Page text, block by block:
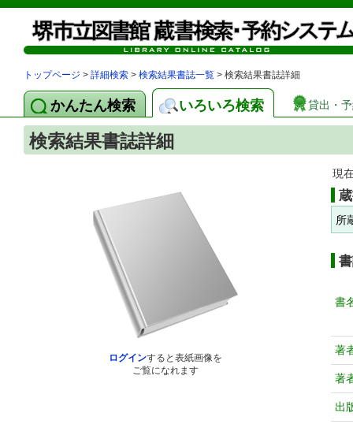
トップページ > 詳細検索 > 検索結果書誌一覧 > 検索結果書誌詳細
かんたん検索 いろいろ検索 貸出・
検索結果書誌詳細
ログインすると表紙画像を
ご覧になれます
現
所
書
著
著
出